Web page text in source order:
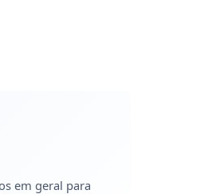
em geral para